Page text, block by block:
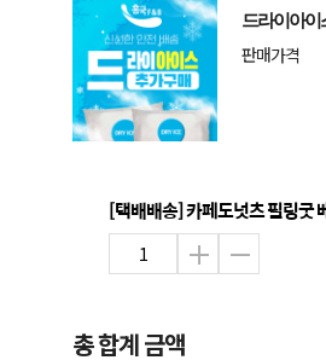
드라이아이
판매가격
[택배배송] 카페도넛츠 필링굿
총 합계 금액